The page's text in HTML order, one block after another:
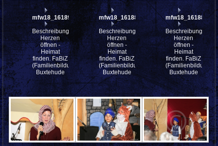
mfw18_161890
Beschreibung:
Herzen
öffnen -
Heimat
finden. FaBiZ
(Familienbildungszentrum)
Buxtehude
mfw18_161889
Beschreibung:
Herzen
öffnen -
Heimat
finden. FaBiZ
(Familienbildungszentrum)
Buxtehude
mfw18_161888
Beschreibung:
Herzen
öffnen -
Heimat
finden. FaBiZ
Buxtehude